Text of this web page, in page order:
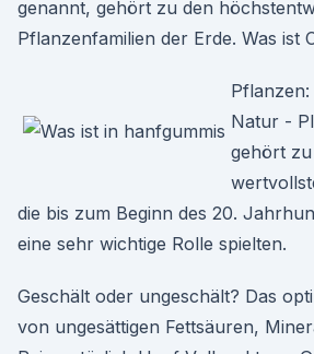
genannt, gehört zu den
Pflanzenfamilien der Erde. Was ist
Natur -
gehört
die bis zum Beginn des 20.
eine sehr wichtige Rolle spielten.
Geschält oder ungeschält? Das
von ungesättigen Fettsäuren,